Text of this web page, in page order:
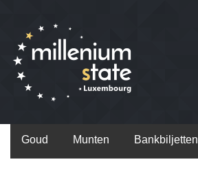
Goud Munten Bankbiljetten